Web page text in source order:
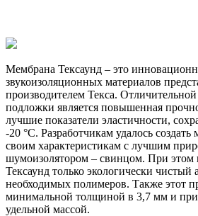
Мембрана Тексаунд – это
звукоизоляционных материалов
производителем Текса.
подложки является повышенная
лучшие показатели эластичности,
-20 °C. Разработчикам удалось
своим характеристикам с лучшим
шумоизолятором – свинцом. При этом
Тексаунд только экологически чистый
необходимых полимеров. Также этот
минимальной толщиной в 3,7 мм и
удельной массой.